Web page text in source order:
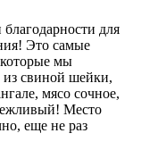
для
Это самые
мы
свиной шейки,
мясо сочное,
Место
еще не раз